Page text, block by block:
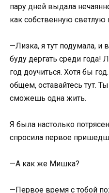
пару дней выдала
как собственную светлую
—Лизка, я тут подумала, и
буду дергать среди
год доучиться. Хотя бы
общем, оставайтесь тут.
сможешь одна жить.
Я была настолько
спросила первое
—А как же Мишка?
—Первое время с тобой